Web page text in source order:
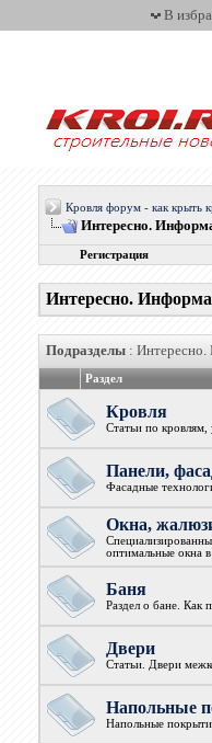
В
Кровля форум - как крыть
Интересно.
Регистрация
Интересно.
Подразделы: Интересно.
Раздел
Кровля
Статьи по
Панели,
Фасадные
Окна,
оптимальные окна
Баня
Раздел о бане. Как
Двери
Статьи. Двери
Напольные
Напольные